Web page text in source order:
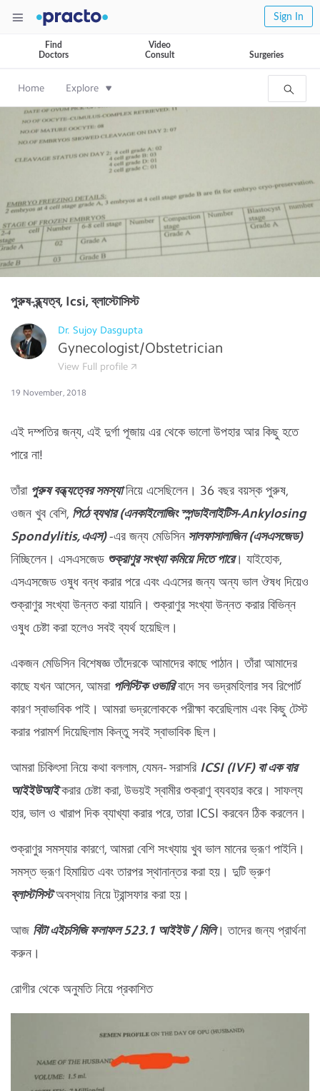
Sign In
Find
Doctors
Video
Consult
Surgeries
Home Explore
পুরুষ-ব্ন্ধ্যত্ব, Icsi, ব্লাস্টোসিস্ট
Dr. Sujoy Dasgupta
Gynecologist/Obstetrician
View Full profile
19 November, 2018
এই দম্পতির জন্য, এই দুর্গা পূজায় এর থেকে ভালো উপহার আর কিছু হতে
পারে না!
তাঁরা পুরুষ বন্ধ্যত্বের সমস্যানিয়ে এসেছিলেন। 36 বছর বয়স্ক পুরুষ,
ওজন খুব বেশি, পিঠে ব্যথার (এনকাইলোজিং স্পন্ডাইলাইটিস-Ankylosing
Spondylitis, এএস)-এর জন্য মেডিসিন সালফাসালাজিন (এসএসজেড)
নিচ্ছিলেন। এসএসজেড শুক্রাণুর সংখ্যা কমিয়ে দিতে পারে। যাইহোক,
এসএসজেড ওষুধ বন্ধ করার পরে এবং এএসের জন্য অন্য ভাল ঔষধ দিয়েও
শুক্রাণুর সংখ্যা উন্নত করা যায়নি। শুক্রাণুর সংখ্যা উন্নত করার বিভিন্ন
ওষুধ চেষ্টা করা হলেও সবই ব্যর্থ হয়েছিল।
একজন মেডিসিন বিশেষজ্ঞ তাঁদেরকে আমাদের কাছে পাঠান। তাঁরা আমাদের
কাছে যখন আসেন, আমরা পলিস্টিক ওভারিবাদে সব ভদ্রমহিলার সব রিপোর্ট
কারণ স্বাভাবিক পাই। আমরা ভদ্রলোককে পরীক্ষা করেছিলাম এবং কিছু টেস্ট
করার পরামর্শ দিয়েছিলাম কিন্তু সবই স্বাভাবিক ছিল।
আমরা চিকিৎসা নিয়ে কথা বললাম, যেমন- সরাসরি ICSI (IVF) বা এক বার
আইইউআইকরার চেষ্টা করা, উভয়ই স্বামীর শুক্রাণু ব্যবহার করে। সাফল্য
হার, ভাল ও খারাপ দিক ব্যাখ্যা করার পরে, তারা ICSI করবেন ঠিক করলেন।
শুক্রাণুর সমস্যার কারণে, আমরা বেশি সংখ্যায় খুব ভাল মানের ভ্রূণ পাইনি।
সমস্ত ভ্রূণ হিমায়িত এবং তারপর স্থানান্তর করা হয়। দুটি ভ্রুণ
ব্লাস্টসিস্টঅবস্থায় নিয়ে ট্রান্সফার করা হয়।
আজ বিটা এইচসিজি ফলাফল 523.1 আইইউ / মিলি। তাদের জন্য প্রার্থনা
করুন।
রোগীর থেকে অনুমতি নিয়ে প্রকাশিত